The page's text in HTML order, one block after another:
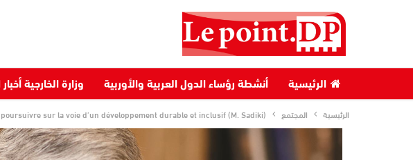
الرئيسية أنشطة رؤساء الدول العربية والأوربية وزارة الخارجية
الرئيسية المجتمع sur la voie d’un développement durable et inclusif (M. Sadiki)